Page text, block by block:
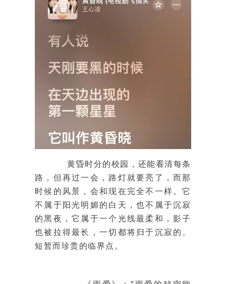
黄昏时分的校园，还能看清每条
路，但再过一会，路灯就要亮了，而那
时候的风景，会和现在完全不一样。它
不属于阳光明媚的白天，也不属于沉寂
的黑夜，它属于一个光线最柔和，影子
也被拉得最长，一切都将归于沉寂的、
短暂而珍贵的临界点。